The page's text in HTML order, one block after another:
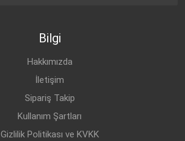
Bilgi
Hakkımızda
İletişim
Sipariş Takip
Kullanım Şartları
Gizlilik Politikası ve KVKK